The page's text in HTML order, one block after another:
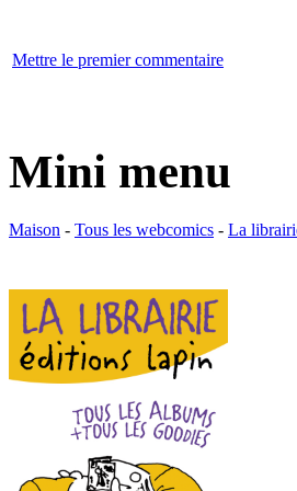
Mettre le premier commentaire
Mini menu
Maison - Tous les webcomics - La